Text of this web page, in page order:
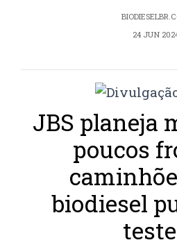
24 JUN
JBS planeja
poucos
biodiesel